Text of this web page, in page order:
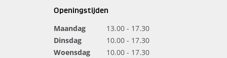
Openingstijden
Maandag
13.00 - 17.30
Dinsdag
10.00 - 17.30
Woensdag
10.00 - 17.30